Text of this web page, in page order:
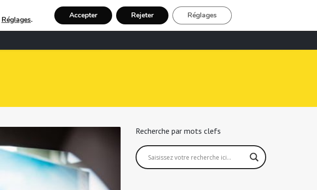
Bienvenue Recherche Chauffeur Taxi Inscription
Recherche par mots clefs
Réglages. Accepter Rejeter Réglages